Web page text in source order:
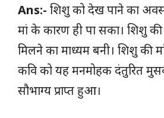
Ans:- शिशु को देख पाने का
मां के कारण ही पा सका। शिशु की
मिलने का माध्यम बनी। शिशु की
कवि को यह मनमोहक दंतुरित
सौभाग्य प्राप्त हुआ।